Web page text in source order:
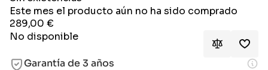
Este mes el producto aún no ha sido comprado
289,00€
No disponible
Garantía de 3 años